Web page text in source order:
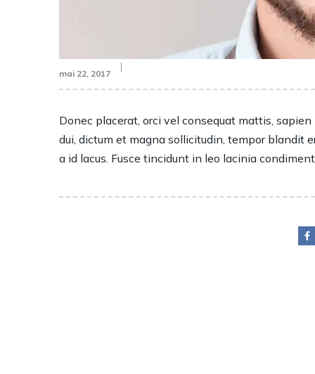
mai 22, 2017
Donec placerat, orci vel consequat mattis,
dui, dictum et magna sollicitudin, tempor blandit
a id lacus. Fusce tincidunt in leo lacinia